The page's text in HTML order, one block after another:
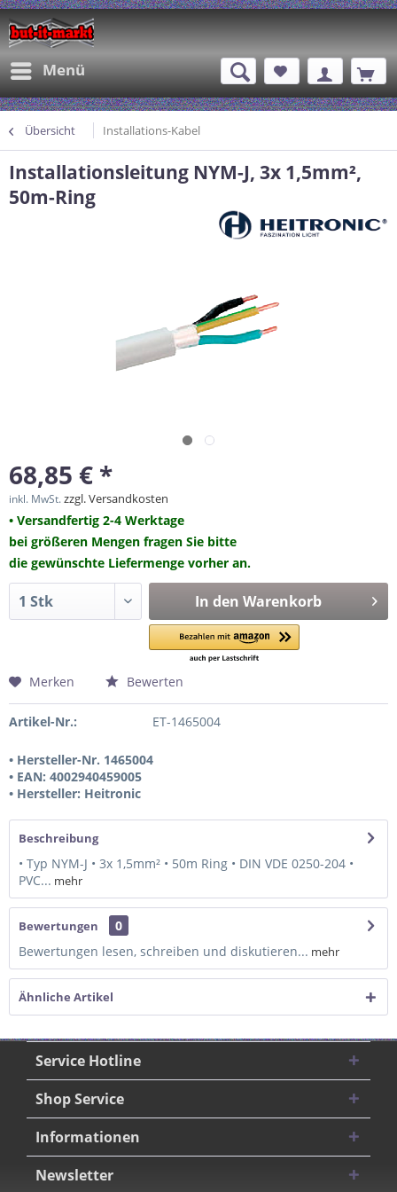
Menü
Übersicht Installations-Kabel
Installationsleitung NYM-J, 3x 1,5mm²,
50m-Ring
68,85 € *
inkl. MwSt.zzgl. Versandkosten
• Versandfertig 2-4 Werktage
bei größeren Mengen fragen Sie bitte
die gewünschte Liefermenge vorher an.
In den Warenkorb
Merken Bewerten
Artikel-Nr.: ET-1465004
• Hersteller-Nr. 1465004
• EAN: 4002940459005
• Hersteller: Heitronic
Beschreibung
• Typ NYM-J • 3x 1,5mm² • 50m Ring • DIN VDE 0250-204 •
PVC... mehr
Bewertungen
0
Bewertungen lesen, schreiben und diskutieren... mehr
Ähnliche Artikel
Service Hotline
Shop Service
Informationen
Newsletter